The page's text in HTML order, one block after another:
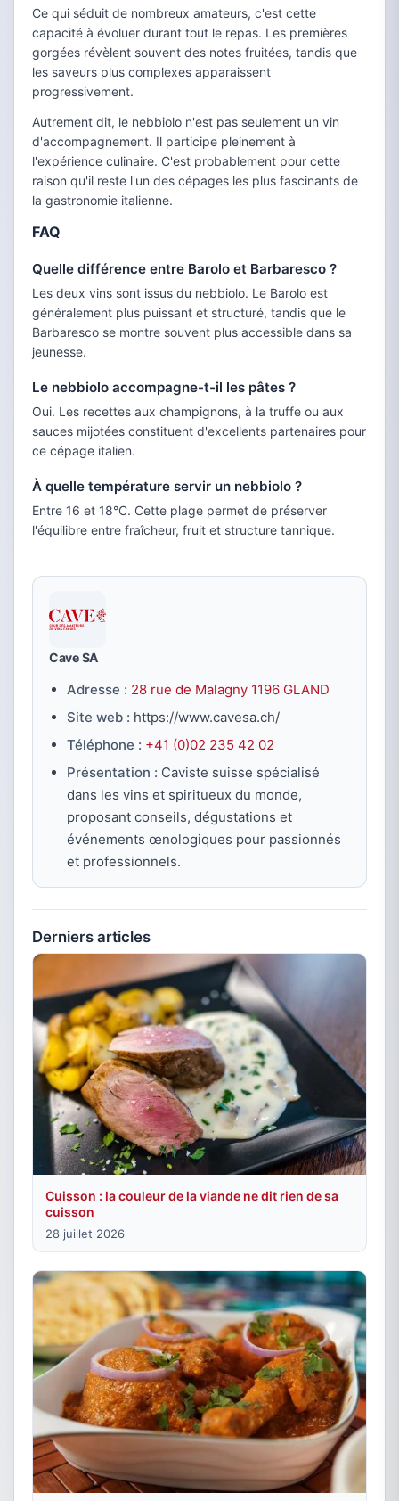
Ce qui séduit de nombreux amateurs, c'est cette
capacité à évoluer durant tout le repas. Les premières
gorgées révèlent souvent des notes fruitées, tandis que
les saveurs plus complexes apparaissent
progressivement.
Autrement dit, le nebbiolo n'est pas seulement un vin
d'accompagnement. Il participe pleinement à
l'expérience culinaire. C'est probablement pour cette
raison qu'il reste l'un des cépages les plus fascinants de
la gastronomie italienne.
FAQ
Quelle différence entre Barolo et Barbaresco ?
Les deux vins sont issus du nebbiolo. Le Barolo est
généralement plus puissant et structuré, tandis que le
Barbaresco se montre souvent plus accessible dans sa
jeunesse.
Le nebbiolo accompagne-t-il les pâtes ?
Oui. Les recettes aux champignons, à la truffe ou aux
sauces mijotées constituent d'excellents partenaires pour
ce cépage italien.
À quelle température servir un nebbiolo ?
Entre 16 et 18°C. Cette plage permet de préserver
l'équilibre entre fraîcheur, fruit et structure tannique.
Cave SA
Adresse : 28 rue de Malagny 1196 GLAND
Site web : https://www.cavesa.ch/
Téléphone : +41 (0)02 235 42 02
Présentation : Caviste suisse spécialisé
dans les vins et spiritueux du monde,
proposant conseils, dégustations et
événements œnologiques pour passionnés
et professionnels.
Derniers articles
Cuisson : la couleur de la viande ne dit rien de sa
cuisson
28 juillet 2026